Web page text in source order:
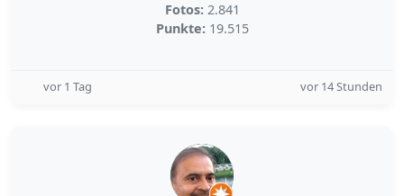
Fotos: 2.841
Punkte: 19.515
vor 1 Tag vor 14 Stunden